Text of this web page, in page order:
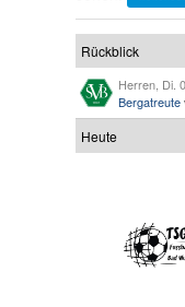
Rückblick
Herren, Di.
Bergatreute
Heute